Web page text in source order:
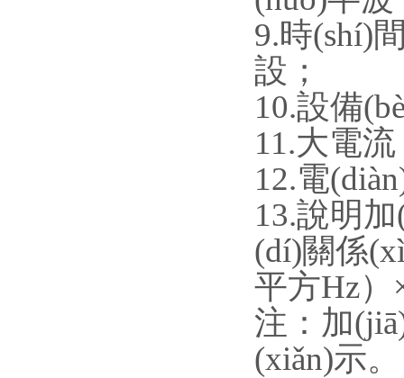
9.時(shí)
設；
10.設備
11.大電流
12.電
13.說明
(dí)關係
平方Hz）
注：加
(xiǎn)示。